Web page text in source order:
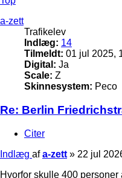
a-zett
Trafikelev
Indlæg: 14
Tilmeldt: 01 jul 2025,
Digital: Ja
Scale: Z
Skinnesystem: Peco
Re: Berlin
Citer
Indlæg afa-zett » 22 jul
Hvorfor skulle 400 personer